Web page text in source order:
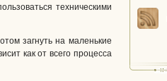
техническими
загнуть на маленькие
как от всего процесса